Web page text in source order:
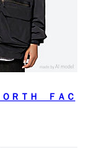
ＲＴＨ ＦＡＣ